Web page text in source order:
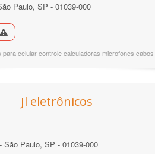
Paulo, SP - 01039-000
celular controle calculadoras microfones
Jl eletrônicos
São Paulo, SP - 01039-000